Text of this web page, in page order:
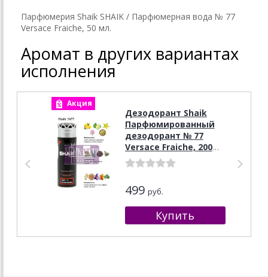
Парфюмерия Shaik SHAIK / Парфюмерная вода № 77
Versace Fraiche, 50 мл.
Аромат в других вариантах
исполнения
Акция
Дезодорант Shaik
Парфюмированный
дезодорант № 77
Versace Fraiche, 200
мл.
499 руб.